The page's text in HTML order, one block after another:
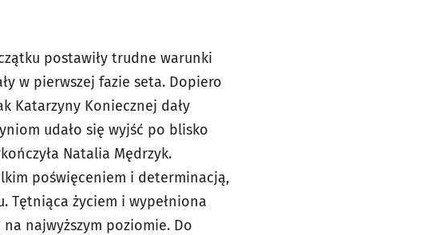
postawiły trudne warunki
w pierwszej fazie seta. Dopiero
Katarzyny Koniecznej dały
udało się wyjść po blisko
Natalia Mędrzyk.
poświęceniem i determinacją,
Tętniąca życiem i wypełniona
najwyższym poziomie. Do